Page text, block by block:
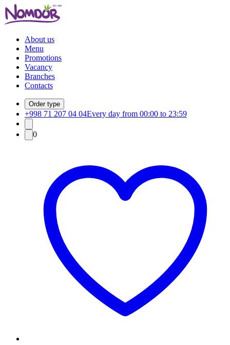
About us
Menu
Promotions
Vacancy
Branches
Contacts
Order type
+998 71 207 04 04Every day from 00:00 to 23:59
0